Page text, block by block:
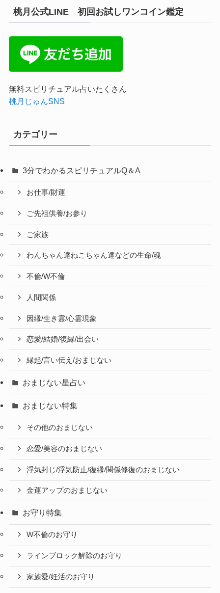
桃月公式LINE 初回お試しワンコイン鑑定
無料スピリチュアル占いたくさん
桃月じゅんSNS
カテゴリー
3分でわかるスピリチュアルQ＆A
お仕事/財運
ご先祖供養/お参り
ご家族
わんちゃん達ねこちゃん達などの生命/魂
不倫/W不倫
人間関係
因縁/生き霊/心霊現象
恋愛/結婚/復縁/出会い
縁起/言い伝え/おまじない
おまじない星占い
おまじない特集
その他のおまじない
恋愛/美容のおまじない
浮気封じ/浮気防止/復縁/関係修復のおまじない
金運アップのおまじない
お守り特集
W不倫のお守り
ラインブロック解除のお守り
家族愛/妊活のお守り